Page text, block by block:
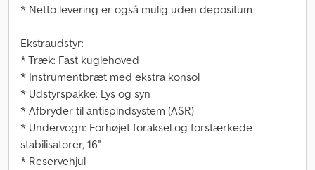
* Netto levering er også mulig uden depositum
Ekstraudstyr:
* Træk: Fast kuglehoved
* Instrumentbræt med ekstra konsol
* Udstyrspakke: Lys og syn
* Afbryder til antispindsystem (ASR)
* Undervogn: Forhøjet foraksel og forstærkede
stabilisatorer, 16''
* Reservehjul